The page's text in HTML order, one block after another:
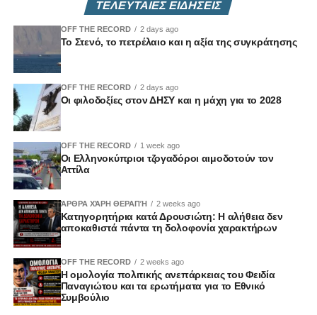
Γιαννάκης Γαβριήλ (ΑΚΕΛ)
Εφραίμ Χρίστου (ΑΚΕΛ)
Αδάμος Ασπρής (ΔΗΚΟ)
Χρύσανθος Σαββίδης (ΔΗΚΟ)
Δημήτρης Σούγλης (Άμεση Δημοκρατία Κύπρου)
Επιτροπή Ενέργειας, Εμπορίου, Βιομηχανίας και
Τουρισμού
Νίκος Γεωργίου – Πρόεδρος (ΔΗΣΥ)
Γιώργος Παμπορίδης – Αναπληρωτής Πρόεδρος (ΔΗΣΥ)
Φωτεινή Τσιρίδου (ΔΗΣΥ)
Αντρέας Πασιουρτίδης (ΑΚΕΛ)
Γιαννάκης Γαβριήλ (ΑΚΕΛ)
Κωνσταντίνος Κωνσταντίνου (ΑΚΕΛ)
Λίνος Παπαγιάννης (ΕΛΑΜ)
Ευγένιος Χαμπουλάς (ΕΛΑΜ)
ΤΕΛΕΥΤΑΙΕΣ ΕΙΔΗΣΕΙΣ
OFF THE RECORD 2 days ago
Το Στενό, το πετρέλαιο και η αξία της συγκράτησης
OFF THE RECORD 2 days ago
Οι φιλοδοξίες στον ΔΗΣΥ και η μάχη για το 2028
OFF THE RECORD 1 week ago
Οι Ελληνοκύπριοι τζογαδόροι αιμοδοτούν τον
Αττίλα
ΆΡΘΡΑ ΧΆΡΗ ΘΕΡΑΠΉ 2 weeks ago
Κατηγορητήρια κατά Δρουσιώτη: Η αλήθεια δεν
αποκαθιστά πάντα τη δολοφονία χαρακτήρων
OFF THE RECORD 2 weeks ago
Η ομολογία πολιτικής ανεπάρκειας του Φειδία
Παναγιώτου και τα ερωτήματα για το Εθνικό
Συμβούλιο